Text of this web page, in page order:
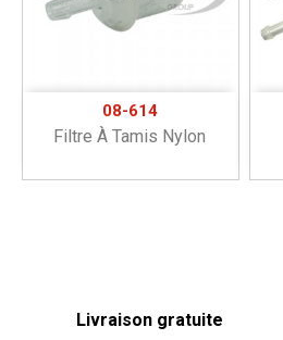
08-614
Filtre À Tamis Nylon
Livraison gratuite